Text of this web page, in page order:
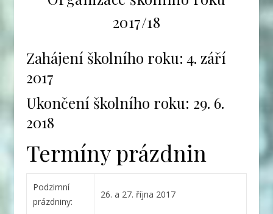
2017/18
Zahájení školního roku: 4. září
2017
Ukončení školního roku: 29. 6.
2018
Termíny prázdnin
Podzimní
prázdniny:
26. a 27. října 2017